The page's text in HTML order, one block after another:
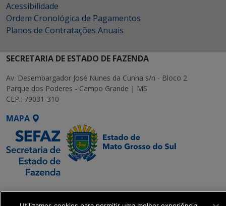
Acessibilidade
Ordem Cronológica de Pagamentos
Planos de Contratações Anuais
SECRETARIA DE ESTADO DE FAZENDA
Av. Desembargador José Nunes da Cunha s/n - Bloco 2
Parque dos Poderes - Campo Grande | MS
CEP.: 79031-310
MAPA